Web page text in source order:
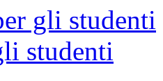
gli studenti
studenti